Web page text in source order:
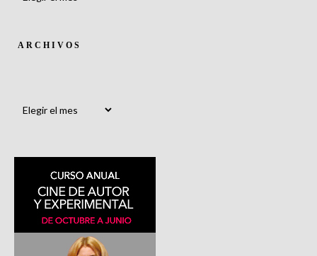
ARCHIVOS